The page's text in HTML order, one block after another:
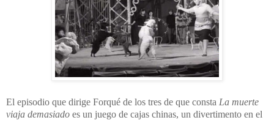
El episodio que dirige Forqué de los tres de que consta La muerte
viaja demasiado es un juego de cajas chinas, un divertimento en el